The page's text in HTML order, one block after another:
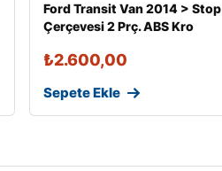
Ford Transit Van 2014 > Stop
Çerçevesi 2 Prç. ABS Kro
₺2.600,00
Sepete Ekle